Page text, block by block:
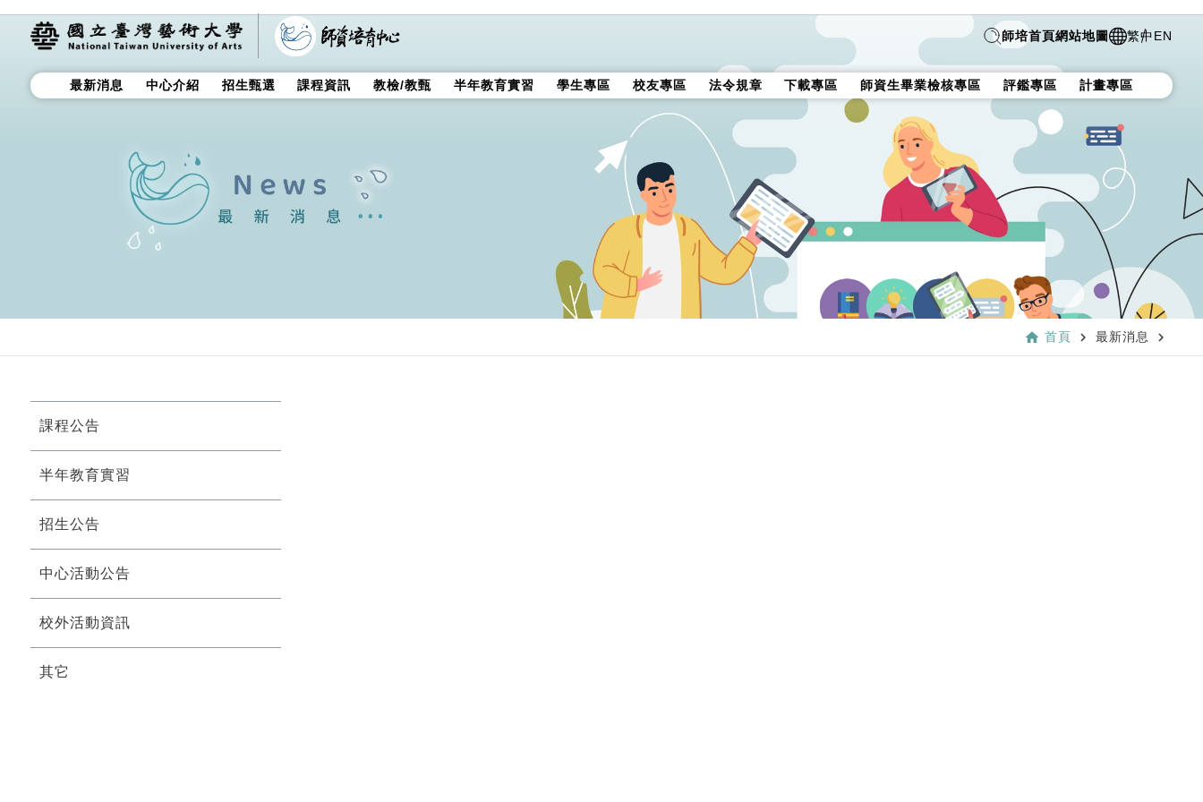
師培首頁網站地圖 繁中EN
最新消息 中心介紹 招生甄選 課程資訊 教檢/教甄 半年教育實習 學生專區 校友專區 法令規章 下載專區 師資生畢業檢核專區 評鑑專區 計畫專區
home 首頁 navigate_next 最新消息 navigate_next
課程公告
半年教育實習
招生公告
中心活動公告
校外活動資訊
其它